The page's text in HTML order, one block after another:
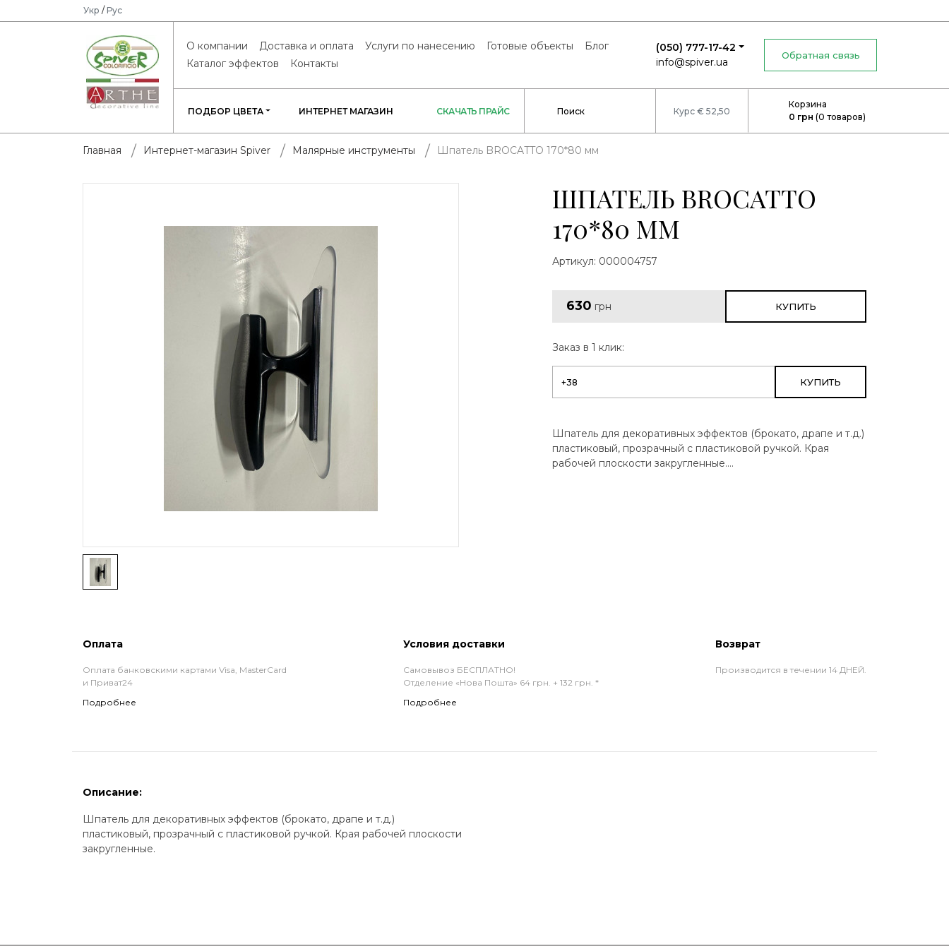
Укр / Рус
О компании Доставка и оплата Услуги по нанесению Готовые объекты
Блог
Каталог эффектов
Контакты
(050) 777-17-42
info@spiver.ua
Обратная связь
ПОДБОР ЦВЕТА ИНТЕРНЕТ МАГАЗИН СКАЧАТЬ ПРАЙС Курс € 52,50
Корзина
0 грн (0 товаров)
Главная Интернет-магазин Spiver Малярные инструменты Шпатель BROCATTO 170*80 мм
ШПАТЕЛЬ BROCATTO
170*80 ММ
Артикул: 000004757
630 грн КУПИТЬ
Заказ в 1 клик:
КУПИТЬ
Шпатель для декоративных эффектов (брокато, драпе и т.д.)
пластиковый, прозрачный с пластиковой ручкой. Края
рабочей плоскости закругленные....
Оплата
Оплата банковскими картами Visa, MasterCard
и Приват24
Подробнее
Условия доставки
Самовывоз БЕСПЛАТНО!
Отделение «Нова Пошта» 64 грн. + 132 грн. *
Подробнее
Возврат
Производится в течении 14 ДНЕЙ.
Описание:
Шпатель для декоративных эффектов (брокато, драпе и т.д.)
пластиковый, прозрачный с пластиковой ручкой. Края рабочей плоскости
закругленные.